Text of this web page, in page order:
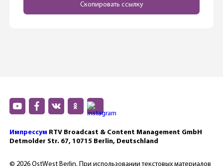
Скопировать ссылку
Импрессум RTV Broadcast & Content Management GmbH
Detmolder Str. 67, 10715 Berlin, Deutschland
© 2026 OstWest Berlin. При использовании текстовых материалов